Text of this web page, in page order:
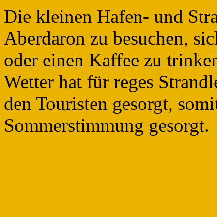
Die kleinen Hafen- und
Aberdaron zu besuchen,
oder einen Kaffee zu
Wetter hat für reges
den Touristen gesorgt,
Sommerstimmung gesorgt.